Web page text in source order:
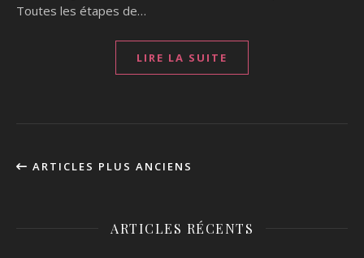
Toutes les étapes de…
LIRE LA SUITE
ARTICLES PLUS ANCIENS
ARTICLES RÉCENTS